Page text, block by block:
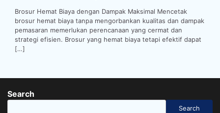
Brosur Hemat Biaya dengan Dampak Maksimal Mencetak
brosur hemat biaya tanpa mengorbankan kualitas dan dampak
pemasaran memerlukan perencanaan yang cermat dan
strategi efisien. Brosur yang hemat biaya tetapi efektif dapat
[…]
Search
Search